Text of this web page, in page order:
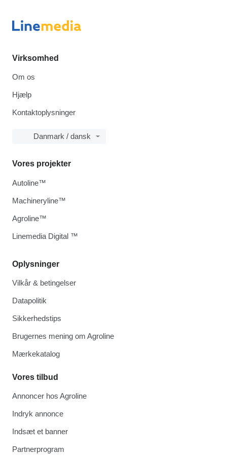
Virksomhed
Om os
Hjælp
Kontaktoplysninger
Danmark / dansk
Oplysninger
Vilkår & betingelser
Datapolitik
Sikkerhedstips
Brugernes mening om Agroline
Mærkekatalog
Vores tilbud
Annoncer hos Agroline
Indryk annonce
Indsæt et banner
Partnerprogram
Vores projekter
Autoline™
Machineryline™
Agroline™
Linemedia Digital ™